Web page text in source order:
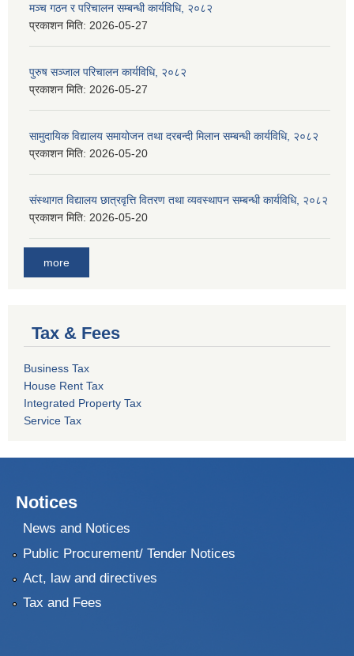
मञ्च गठन र परिचालन सम्बन्धी कार्यविधि, २०८२
प्रकाशन मिति: 2026-05-27
पुरुष सञ्जाल परिचालन कार्यविधि, २०८२
प्रकाशन मिति: 2026-05-27
सामुदायिक विद्यालय समायोजन तथा दरबन्दी मिलान सम्बन्धी कार्यविधि, २०८२
प्रकाशन मिति: 2026-05-20
संस्थागत विद्यालय छात्रवृत्ति वितरण तथा व्यवस्थापन सम्बन्धी कार्यविधि, २०८२
प्रकाशन मिति: 2026-05-20
more
Tax & Fees
Business Tax
House Rent Tax
Integrated Property Tax
Service Tax
Notices
News and Notices
Public Procurement/ Tender Notices
Act, law and directives
Tax and Fees